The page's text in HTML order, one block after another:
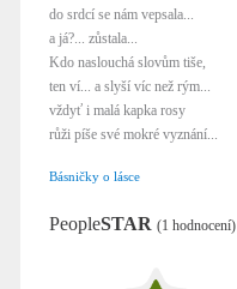
do srdcí se nám vepsala...
a já?... zůstala...
Kdo naslouchá slovům tiše,
ten ví... a slyší víc než rým...
vždyť i malá kapka rosy
růži píše své mokré vyznání...
Básničky o lásce
PeopleSTAR (1 hodnocení)